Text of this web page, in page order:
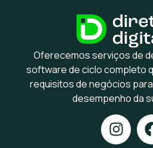
Oferecemos serviços de
software de ciclo completo
requisitos de negócios
desempenho da